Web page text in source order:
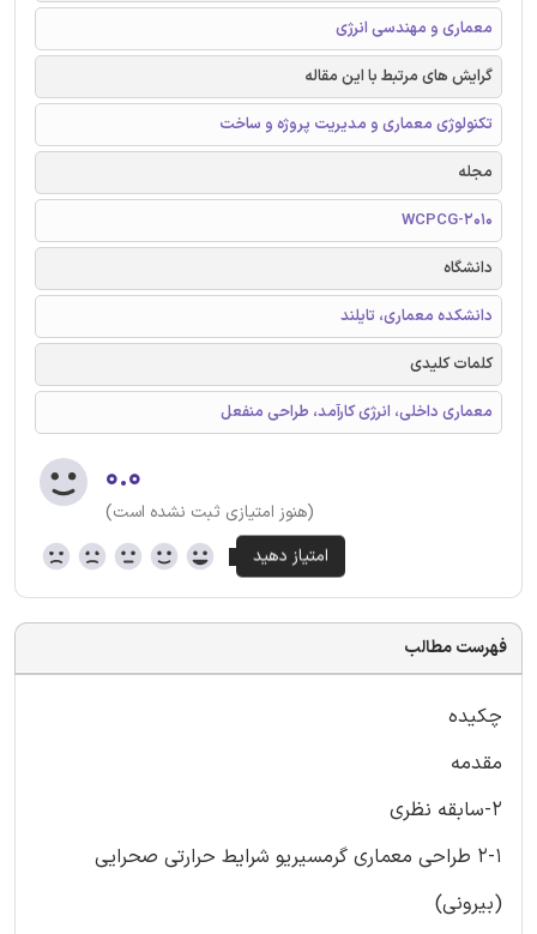
معماری و مهندسی انرژی
گرایش های مرتبط با این مقاله
تکنولوژی معماری و مدیریت پروژه و ساخت
مجله
WCPCG-2010
دانشگاه
دانشکده معماری، تایلند
کلمات کلیدی
معماری داخلی، انرژی کارآمد، طراحی منفعل
۰.۰
(هنوز امتیازی ثبت نشده است)
فهرست مطالب
چکیده
مقدمه
2-سابقه نظری
2-1 طراحی معماری گرمسیریو شرایط حرارتی صحرایی
(بیرونی)